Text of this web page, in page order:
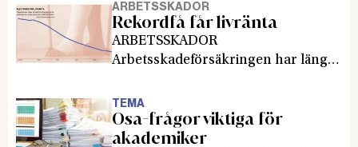
Byggföretagen tycker att det är för
lite fokus på arbetsmiljön i
branschen i valrörelsen.
september.
ARBETSSKADOR
Rekordfå får livränta
ARBETSSKADOR
Arbetsskadeförsäkringen har länge
nya siffror från Försäkringskassan
visar på rekordfå mottagare.
Experter på försäkringen är oroliga.
TEMA
Osa-frågor viktiga för
akademiker